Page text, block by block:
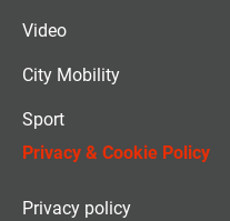
Video
City Mobility
Sport
Privacy & Cookie Policy
Privacy policy